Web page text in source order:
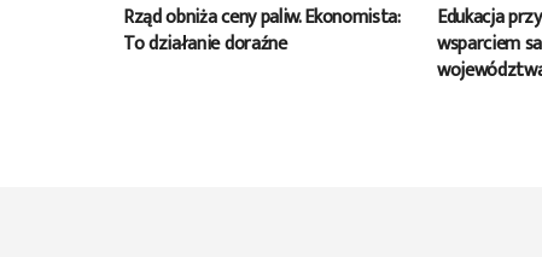
Rząd obniża ceny paliw. Ekonomista:
To działanie doraźne
Edukacja
wsparciem